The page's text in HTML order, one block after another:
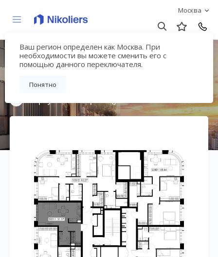
Москва
Ваш регион определен как Москва. При
необходимости вы можете сменить его с
помощью данного переключателя.
Понятно
Мультиквартал
«ВЕЕР»